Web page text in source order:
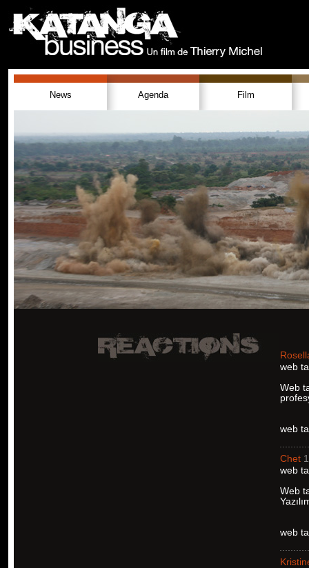
News Agenda Film
web
Web
web
Chet
web
Web
web